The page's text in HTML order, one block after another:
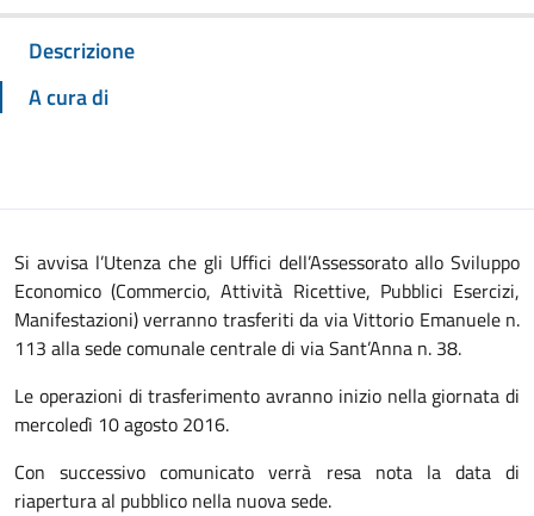
Descrizione
A cura di
Si avvisa l’Utenza che gli Uffici dell’Assessorato allo Sviluppo
Economico (Commercio, Attività Ricettive, Pubblici Esercizi,
Manifestazioni) verranno trasferiti da via Vittorio Emanuele n.
113 alla sede comunale centrale di via Sant’Anna n. 38.
Le operazioni di trasferimento avranno inizio nella giornata di
mercoledì 10 agosto 2016.
Con successivo comunicato verrà resa nota la data di
riapertura al pubblico nella nuova sede.